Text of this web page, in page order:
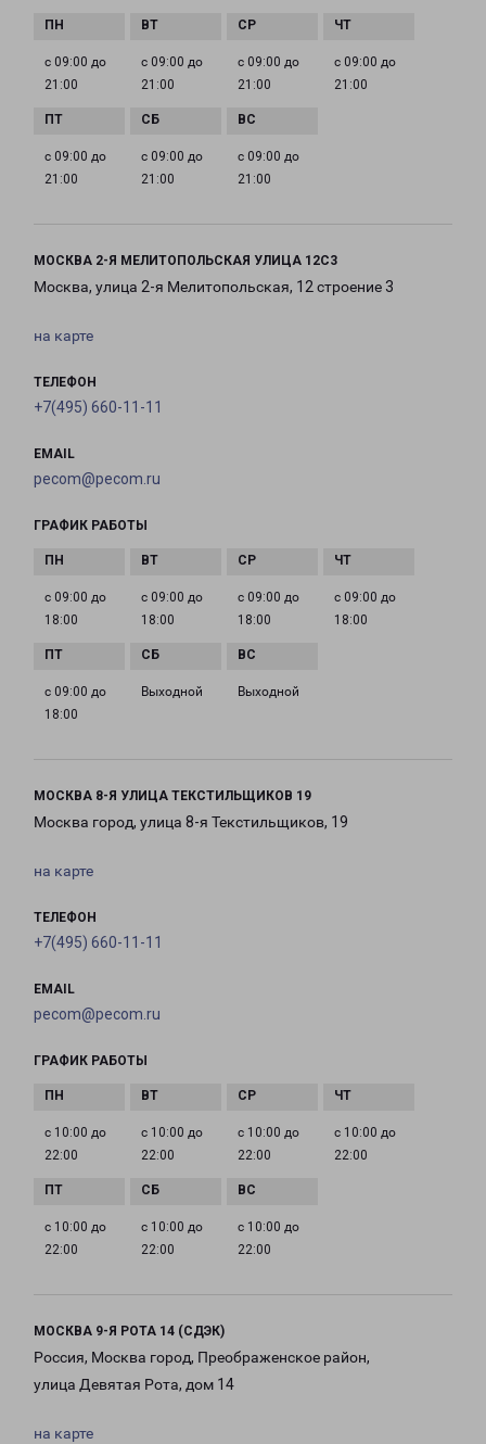
с 09:00 до
21:00
с 09:00 до
21:00
с 09:00 до
21:00
с 09:00 до
21:00
с 09:00 до
21:00
с 09:00 до
21:00
с 09:00 до
21:00
МОСКВА 2-Я МЕЛИТОПОЛЬСКАЯ УЛИЦА 12С3
Москва, улица 2-я Мелитопольская, 12 строение 3
на карте
ТЕЛЕФОН
+7(495) 660-11-11
EMAIL
pecom@pecom.ru
ГРАФИК РАБОТЫ
с 09:00 до
18:00
с 09:00 до
18:00
с 09:00 до
18:00
с 09:00 до
18:00
с 09:00 до
18:00
Выходной Выходной
МОСКВА 8-Я УЛИЦА ТЕКСТИЛЬЩИКОВ 19
Москва город, улица 8-я Текстильщиков, 19
на карте
ТЕЛЕФОН
+7(495) 660-11-11
EMAIL
pecom@pecom.ru
ГРАФИК РАБОТЫ
с 10:00 до
22:00
с 10:00 до
22:00
с 10:00 до
22:00
с 10:00 до
22:00
с 10:00 до
22:00
с 10:00 до
22:00
с 10:00 до
22:00
МОСКВА 9-Я РОТА 14 (СДЭК)
Россия, Москва город, Преображенское район,
улица Девятая Рота, дом 14
на карте